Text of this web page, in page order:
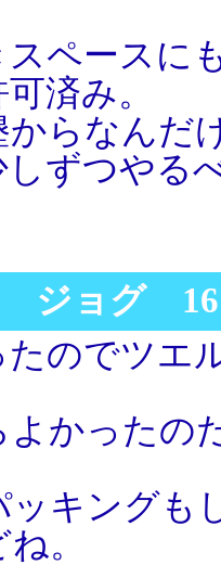
ペースに
済み。
からなんだ
ずつやる
ジョグ
たのでツエ
よかったの
ッキングも
。